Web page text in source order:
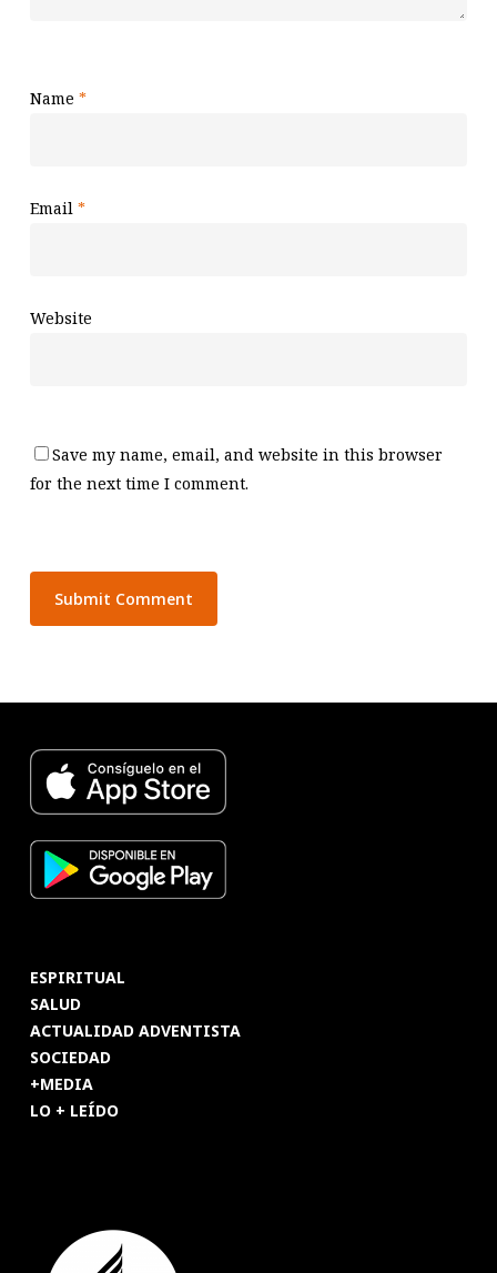
Name *
Email *
Website
Save my name, email, and website in this browser
for the next time I comment.
ESPIRITUAL
SALUD
ACTUALIDAD ADVENTISTA
SOCIEDAD
+MEDIA
LO + LEÍDO